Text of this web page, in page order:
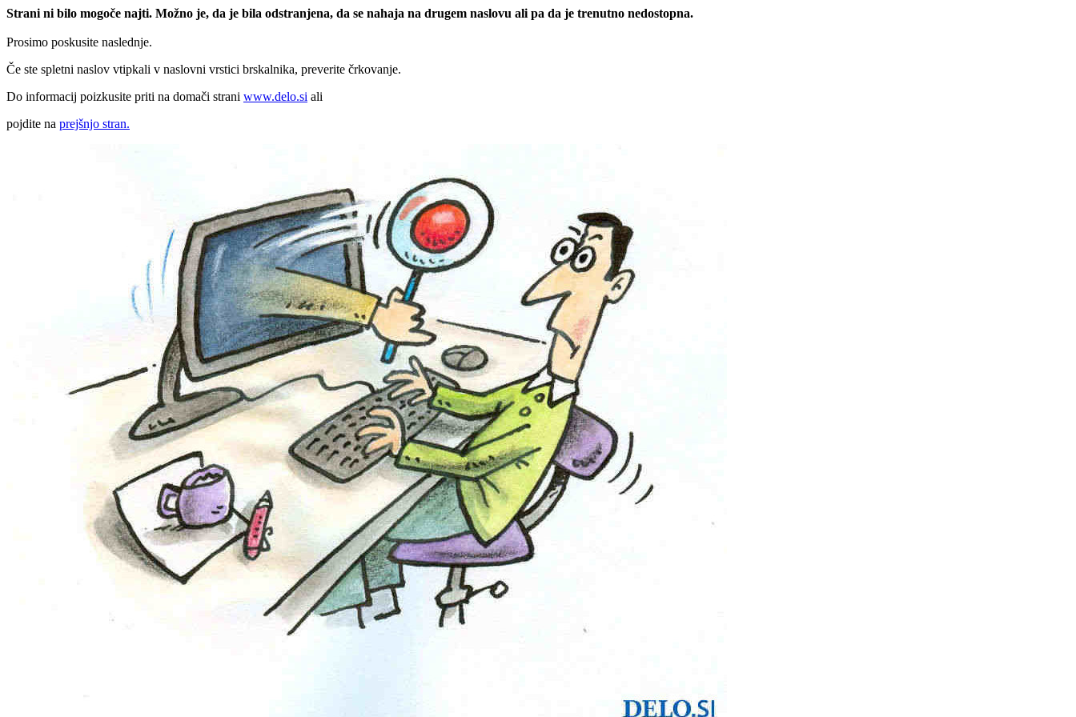
Strani ni bilo mogoče najti. Možno je, da je bila odstranjena, da se nahaja na drugem naslovu ali pa da je trenutno nedostopna.
Prosimo poskusite naslednje.
Če ste spletni naslov vtipkali v naslovni vrstici brskalnika, preverite črkovanje.
Do informacij poizkusite priti na domači strani www.delo.si ali
pojdite na prejšnjo stran.